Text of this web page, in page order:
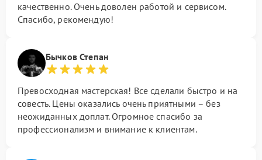
качественно. Очень доволен работой и сервисом.
Спасибо, рекомендую!
Бычков Степан
Превосходная мастерская! Все сделали быстро и на
совесть. Цены оказались очень приятными – без
неожиданных доплат. Огромное спасибо за
профессионализм и внимание к клиентам.